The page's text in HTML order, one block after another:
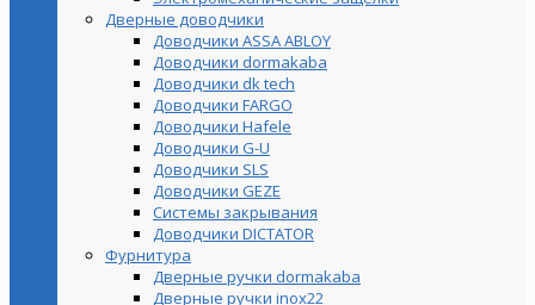
Дверные доводчики
Доводчики ASSA ABLOY
Доводчики dormakaba
Доводчики dk tech
Доводчики FARGO
Доводчики Hafele
Доводчики G-U
Доводчики SLS
Доводчики GEZE
Cистемы закрывания
Доводчики DICTATOR
Фурнитура
Дверные ручки dormakaba
Дверные ручки inox22